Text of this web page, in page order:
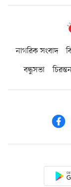
নাগরিক সংবাদ
বন্ধুসভা